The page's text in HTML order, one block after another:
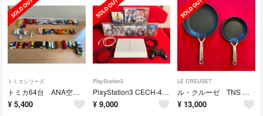
トミカシリーズ
トミカ64台 ANA空港セット まとめ売り計74台
¥ 5,400
PlayStation3
PlayStation3 CECH-4000B PS3 龍が如く 侍道
¥ 9,000
LE CREUSET
ル・クルーゼ TNS シャロー・フライパン 28㎝ 20㎝ セット
¥ 13,000